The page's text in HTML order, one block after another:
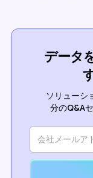
データ
ソリューシ
分のQ&A